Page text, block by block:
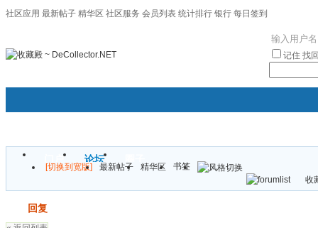
社区应用 最新帖子 精华区 社区服务 会员列表 统计排行 银行 每日签到
记住 找
门户 论坛
[切换到宽版] 最新帖子 精华区
书签
收
回复